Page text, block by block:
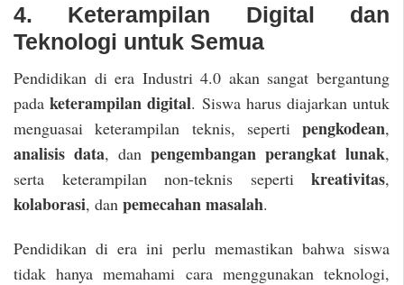
4. Keterampilan Digital dan
Teknologi untuk Semua
Pendidikan di era Industri 4.0 akan sangat bergantung
padaketerampilan digital. Siswa harus diajarkan untuk
menguasai keterampilan teknis, seperti pengkodean,
analisis data, dan pengembangan perangkat lunak,
serta keterampilan non-teknis seperti kreativitas,
kolaborasi, dan pemecahan masalah.
Pendidikan di era ini perlu memastikan bahwa siswa
tidak hanya memahami cara menggunakan teknologi,